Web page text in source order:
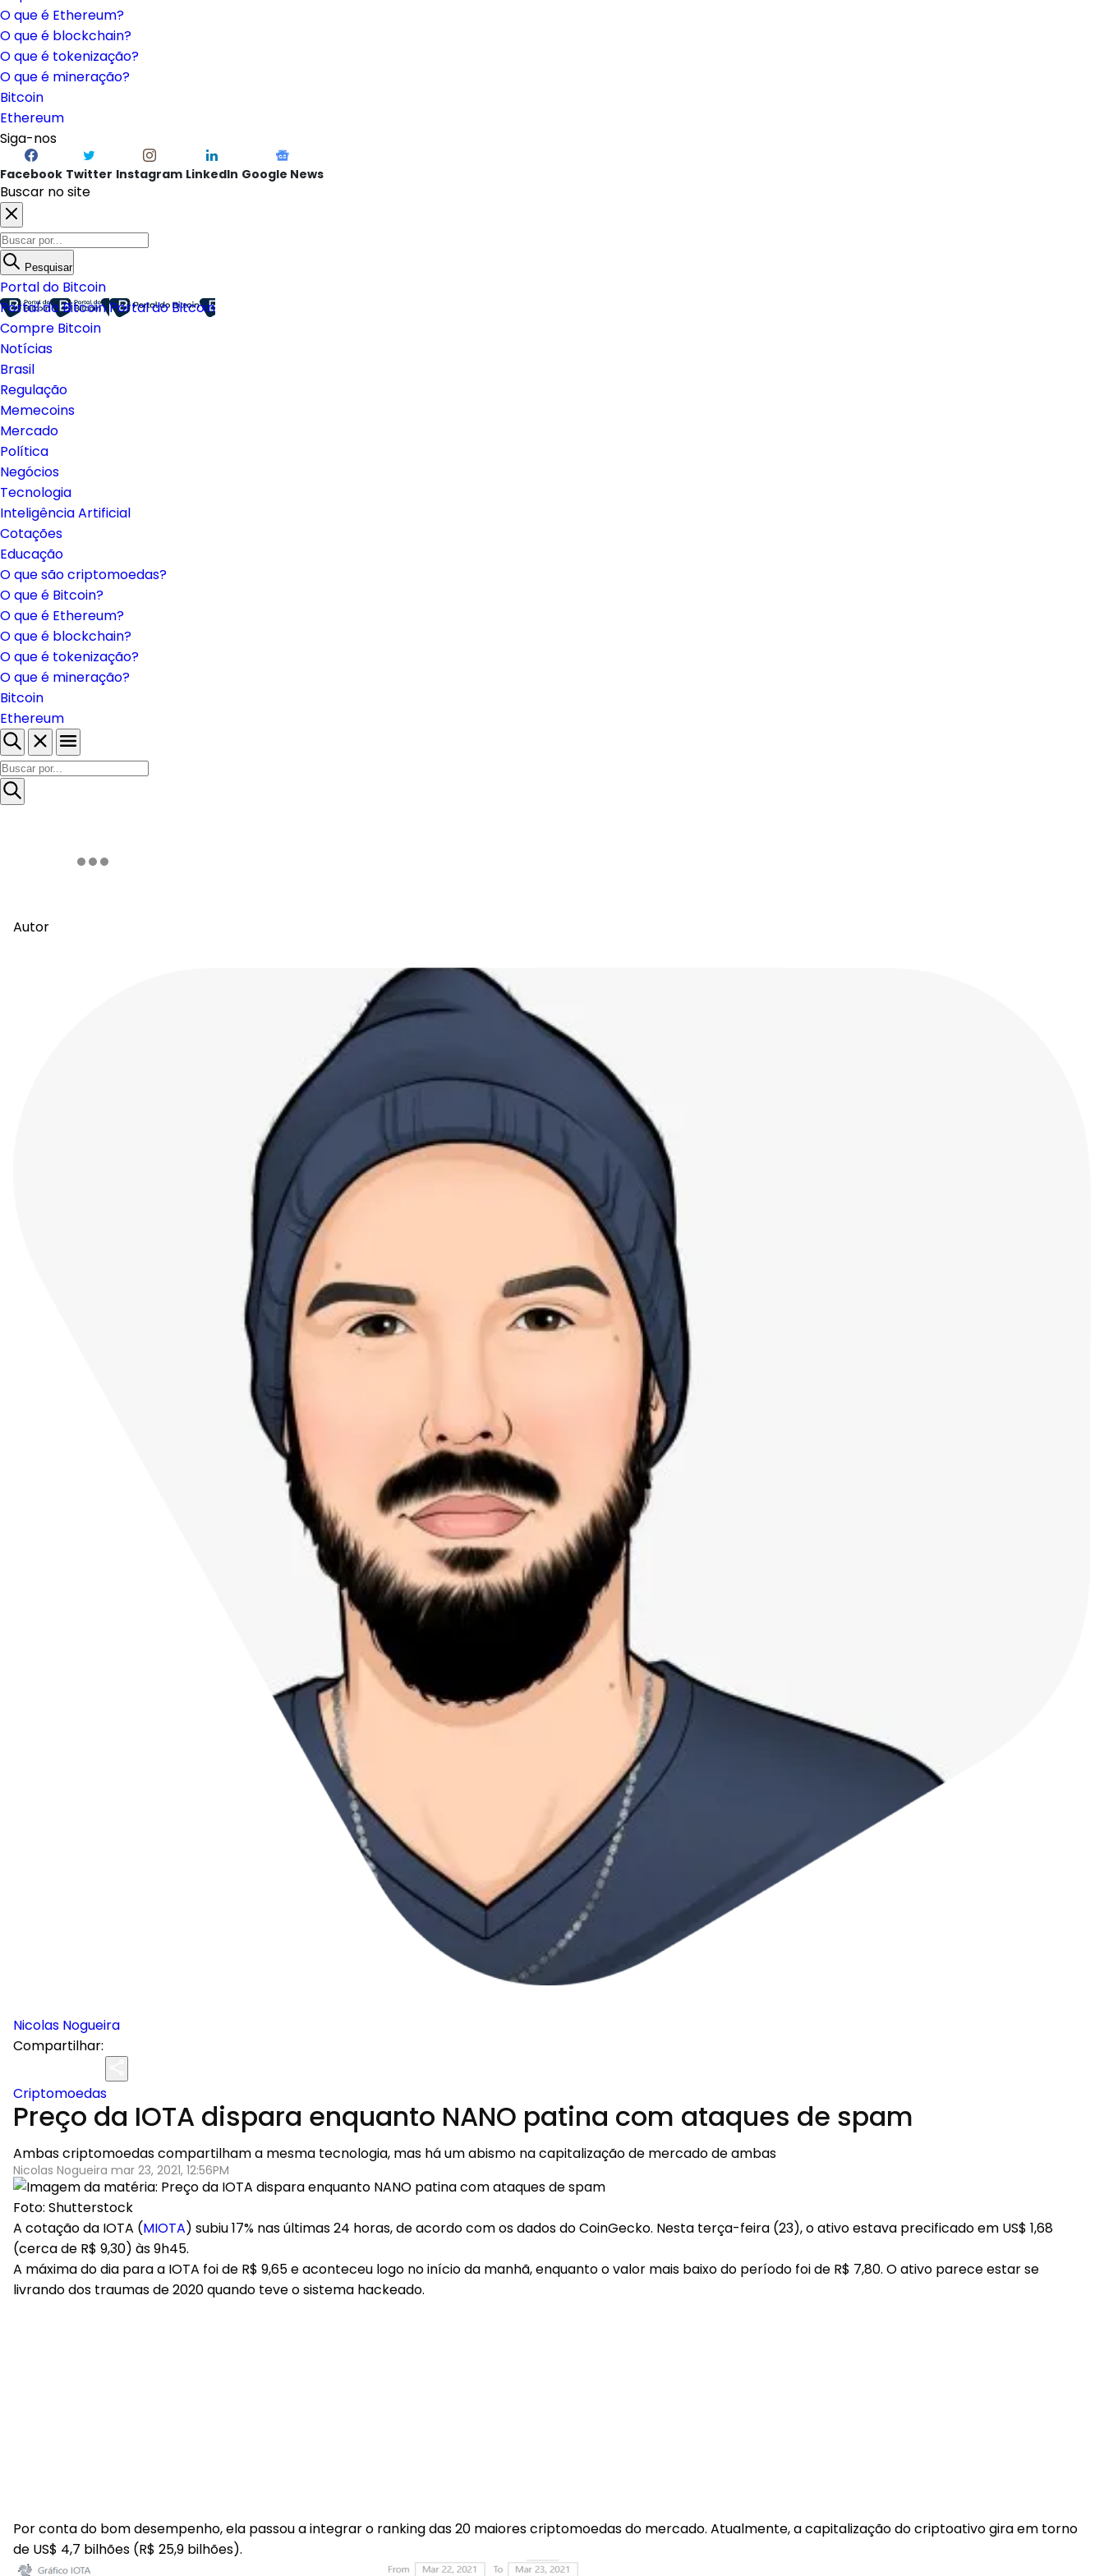
O que é Ethereum?
O que é blockchain?
O que é tokenização?
O que é mineração?
Bitcoin
Ethereum
Siga-nos
Facebook Twitter Instagram LinkedIn Google News
Buscar no site
Pesquisar
Portal do Bitcoin
Portal do BitcoinPortal do Bitcoin
Compre Bitcoin
Notícias
Brasil
Regulação
Memecoins
Mercado
Política
Negócios
Tecnologia
Inteligência Artificial
Cotações
Educação
O que são criptomoedas?
O que é Bitcoin?
O que é Ethereum?
O que é blockchain?
O que é tokenização?
O que é mineração?
Bitcoin
Ethereum
Autor
Nicolas Nogueira
Compartilhar:
Criptomoedas
Preço da IOTA dispara enquanto NANO patina com ataques de spam
Ambas criptomoedas compartilham a mesma tecnologia, mas há um abismo na capitalização de mercado de ambas
Nicolas Nogueira mar 23, 2021, 12:56PM
Foto: Shutterstock
A cotação da IOTA (MIOTA) subiu 17% nas últimas 24 horas, de acordo com os dados do CoinGecko. Nesta terça-feira (23), o ativo estava precificado em US$ 1,68
(cerca de R$ 9,30) às 9h45.
A máxima do dia para a IOTA foi de R$ 9,65 e aconteceu logo no início da manhã, enquanto o valor mais baixo do período foi de R$ 7,80. O ativo parece estar se
livrando dos traumas de 2020 quando teve o sistema hackeado.
Por conta do bom desempenho, ela passou a integrar o ranking das 20 maiores criptomoedas do mercado. Atualmente, a capitalização do criptoativo gira em torno
de US$ 4,7 bilhões (R$ 25,9 bilhões).